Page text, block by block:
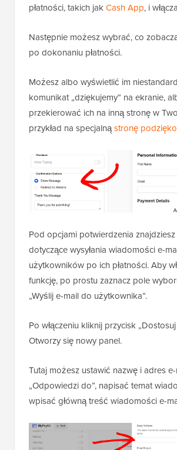
płatności, takich jakCash App, i
Następnie możesz wybrać, co
po dokonaniu płatności.
Możesz albo wyświetlić im
komunikat „dziękujemy” na ekranie,
przekierować ich na inną stronę w
przykład na specjalnąstronę
Pod opcjami potwierdzenia
dotyczące wysyłania wiadomości e-
użytkowników po ich płatności. Aby
funkcję, po prostu zaznacz pole
„Wyślij e-mail do użytkownika”.
Po włączeniu kliknij przycisk „Dostosuj
Otworzy się nowy panel.
Tutaj możesz ustawić nazwę i adres
„Odpowiedzi do”, napisać temat
wpisać główną treść wiadomości e-